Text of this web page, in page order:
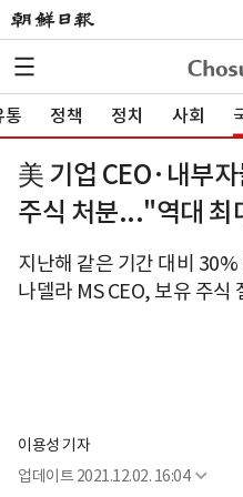
통 정책 정치 사회
美 기업 CEO·내부
주식 처분..."역대 최
지난해 같은 기간 대비 30%
나델라 MS CEO, 보유 주식
이용성 기자
업데이트 2021.12.02. 16:04